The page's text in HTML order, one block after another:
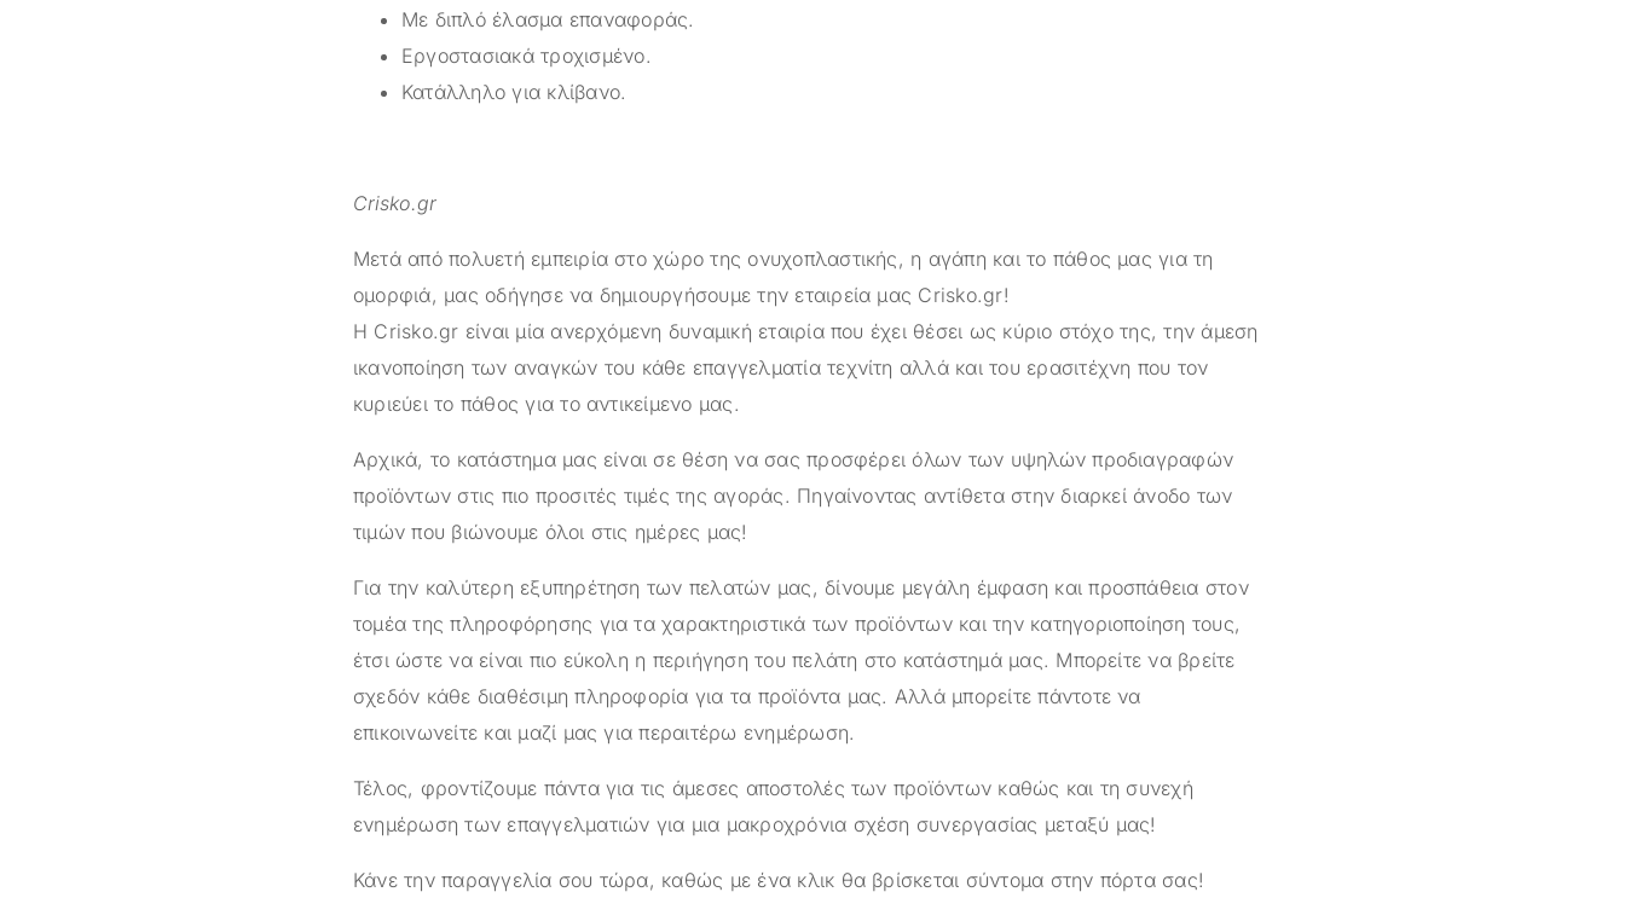
Με διπλό έλασμα επαναφοράς.
Εργοστασιακά τροχισμένο.
Κατάλληλο για κλίβανο.
Crisko.gr
Μετά από πολυετή εμπειρία στο χώρο της ονυχοπλαστικής, η αγάπη και το πάθος μας για τη
ομορφιά, μας οδήγησε να δημιουργήσουμε την εταιρεία μας Crisko.gr!
Η Crisko.gr είναι μία ανερχόμενη δυναμική εταιρία που έχει θέσει ως κύριο στόχο της, την άμεση
ικανοποίηση των αναγκών του κάθε επαγγελματία τεχνίτη αλλά και του ερασιτέχνη που τον
κυριεύει το πάθος για το αντικείμενο μας.
Αρχικά, το κατάστημα μας είναι σε θέση να σας προσφέρει όλων των υψηλών προδιαγραφών
προϊόντων στις πιο προσιτές τιμές της αγοράς. Πηγαίνοντας αντίθετα στην διαρκεί άνοδο των
τιμών που βιώνουμε όλοι στις ημέρες μας!
Για την καλύτερη εξυπηρέτηση των πελατών μας, δίνουμε μεγάλη έμφαση και προσπάθεια στον
τομέα της πληροφόρησης για τα χαρακτηριστικά των προϊόντων και την κατηγοριοποίηση τους,
έτσι ώστε να είναι πιο εύκολη η περιήγηση του πελάτη στο κατάστημά μας. Μπορείτε να βρείτε
σχεδόν κάθε διαθέσιμη πληροφορία για τα προϊόντα μας. Αλλά μπορείτε πάντοτε να
επικοινωνείτε και μαζί μας για περαιτέρω ενημέρωση.
Τέλος, φροντίζουμε πάντα για τις άμεσες αποστολές των προϊόντων καθώς και τη συνεχή
ενημέρωση των επαγγελματιών για μια μακροχρόνια σχέση συνεργασίας μεταξύ μας!
Κάνε την παραγγελία σου τώρα, καθώς με ένα κλικ θα βρίσκεται σύντομα στην πόρτα σας!